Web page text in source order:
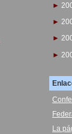
►
►
►
►
La